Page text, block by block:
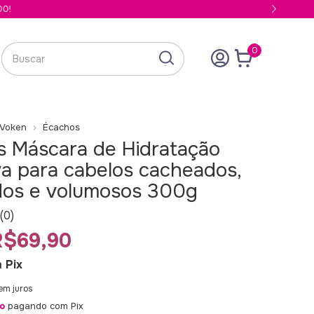
0
Écachos
Máscara de Hidratação
para cabelos cacheados,
e volumosos 300g
(0)
Pix
juros
pagando com Pix